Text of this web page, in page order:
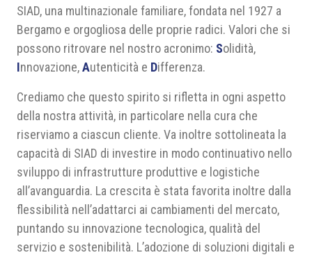
SIAD, una multinazionale familiare, fondata nel 1927 a
Bergamo e orgogliosa delle proprie radici. Valori che si
possono ritrovare nel nostro acronimo: Solidità,
Innovazione,Autenticità e Differenza.
Crediamo che questo spirito si rifletta in ogni aspetto
della nostra attività, in particolare nella cura che
riserviamo a ciascun cliente. Va inoltre sottolineata la
capacità di SIAD di investire in modo continuativo nello
sviluppo di infrastrutture produttive e logistiche
all’avanguardia. La crescita è stata favorita inoltre dalla
flessibilità nell’adattarci ai cambiamenti del mercato,
puntando su innovazione tecnologica, qualità del
servizio e sostenibilità. L’adozione di soluzioni digitali e